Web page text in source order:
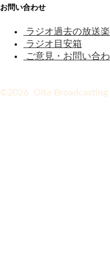
お問い合わせ
ラジオ過去の放送
ラジオ目安箱
ご意見・お問い合
©2026 Oita Broadcasting